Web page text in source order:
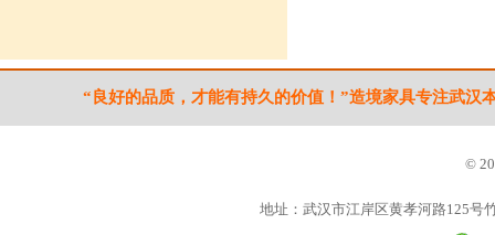
“良好的品质，才能有持久的价值！”造境家具专注武汉
©
地址：武汉市江岸区黄孝河路125